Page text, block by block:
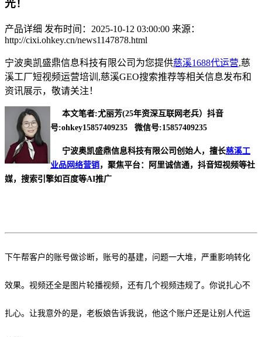
光！
产品详细 发布时间：2025-10-12 03:00:00 来源：
http://cixi.ohkey.cn/news1147878.html
宁波奥凯盛鼎信息科技有限公司为您提供慈溪1688代运营,慈
溪工厂短视频运营培训,慈溪GEO搜索推荐等相关信息发布和
资讯展示，敬请关注！
本文笔者:尤丽芳(25年资深互联网老兵）抖音
号:ohkey15857409235 微信号:15857409235
宁波奥凯盛鼎信息科技有限公司创始人，擅长慈溪工
业品网络营销，聚焦平台：阿里诚信通，抖音短视频等社
媒，搜索引擎如百度等AI推广
下午帮客户的账号做诊断，账号的基建，问题一大堆，严重影响转化
效果。视频还全是图片轮播视频，还有几个视频违规了。你说扎心不
扎心。让我意外的是，老板娘告诉我说，他这个账户还是让别人代运